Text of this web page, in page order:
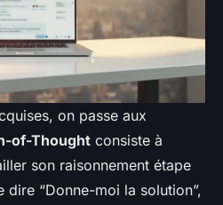
on passe aux
of-Thought consiste à
son raisonnement étape
dire “Donne-moi la solution”,